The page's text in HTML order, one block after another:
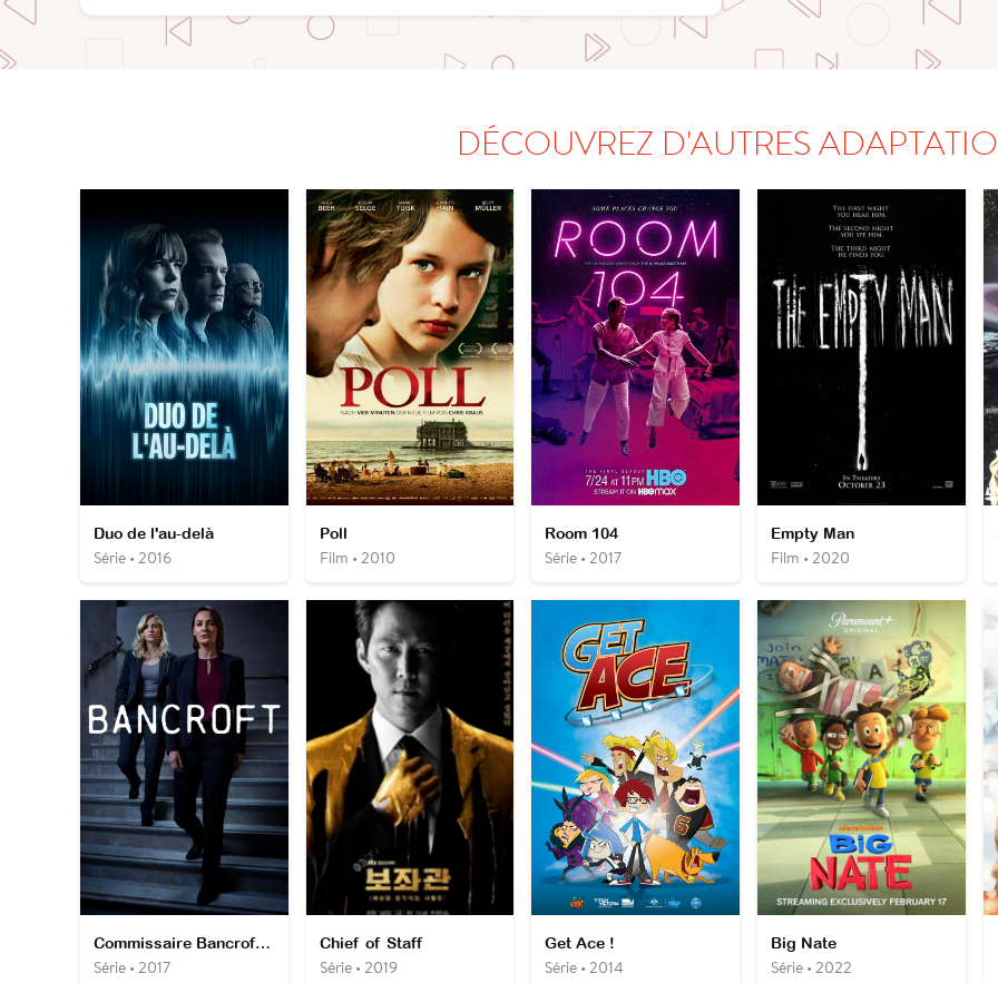
DÉCOUVREZ D'AUTRES
Duo de l'au-delà
Série • 2016
Poll
Film • 2010
Room 104
Série • 2017
Empty Man
Film • 2020
Commissaire Bancroft : Dans l'ombre du crime
Série • 2017
Chief of Staff
Série • 2019
Get Ace !
Série • 2014
Big Nate
Série • 2022